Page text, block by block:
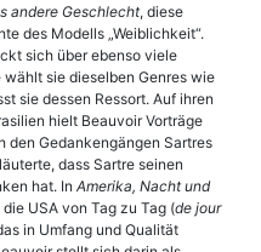
andere Geschlecht, diese
des Modells „Weiblichkeit“.
sich über ebenso viele
sie dieselben Genres wie
sie dessen Ressort. Auf ihren
hielt Beauvoir Vorträge
den Gedankengängen Sartres
dass Sartre seinen
hat. In Amerika, Nacht und
USA von Tag zu Tag (de jour
in Umfang und Qualität